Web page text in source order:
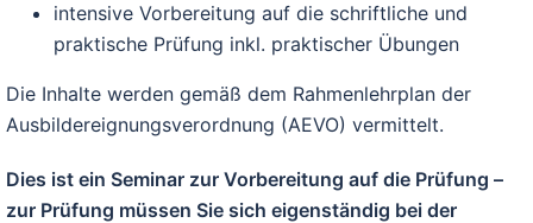
intensive Vorbereitung auf die schriftliche und
praktische Prüfung inkl. praktischer Übungen
Die Inhalte werden gemäß dem Rahmenlehrplan der
Ausbildereignungsverordnung (AEVO) vermittelt.
Dies ist ein Seminar zur Vorbereitung auf die Prüfung –
zur Prüfung müssen Sie sich eigenständig bei der